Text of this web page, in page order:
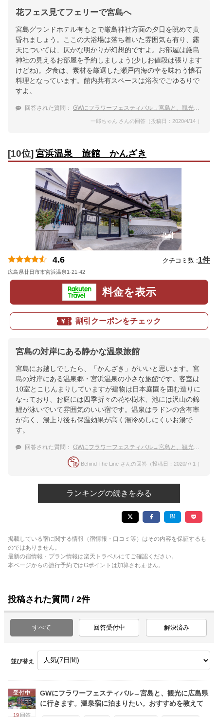
花フェス見てフェリーで宮島へ
宮島グランドホテル有もとで厳島神社方面の夕日を眺めて黄
昏れましょう。ここの大浴場は落ち着いた雰囲気も有り、露
天については、仄かな明かりが幻想的ですよ。お部屋は厳島
神社の見えるお部屋を予約しましょう(少しお値段は張ります
けどね)。夕食は、素材を厳選した瀬戸内海の幸を味わう懐石
料理となっています。館内共有スペースは浴衣でごゆるりで
すよ。
回答された質問： GWにフラワーフェスティバル→宮島と、観光に広島県に行きます。温泉宿に泊まりたい。おすすめを教えて
一郎ちゃん さんの回答（投稿日：2020/4/14 ）
[10位] 宮浜温泉 旅館 かんざき
4.6 クチコミ数 :1件
広島県廿日市市宮浜温泉1-21-42
料金を表示
割引クーポンをチェック
宮島の対岸にある静かな温泉旅館
宮島にお越しでしたら、「かんざき」がいいと思います。宮
島の対岸にある温泉郷・宮浜温泉の小さな旅館です。客室は
10室とこじんまりしていますが建物は日本庭園を囲む造りに
なっており、お庭には四季折々の花や樹木、池には沢山の錦
鯉が泳いでいて雰囲気のいい宿です。温泉はラドンの含有率
が高く、湯上り後も保温効果が高く湯冷めしにくいお湯で
す。
回答された質問： GWにフラワーフェスティバル→宮島と、観光に広島県に行きます。温泉宿に泊まりたい。おすすめを教えて
Behind The Line さんの回答（投稿日：2020/7/ 1 ）
ランキングの続きをみる
掲載している宿に関する情報（宿情報・口コミ等）はその内容を保証するも
のではありません。
最新の宿情報・プラン情報は楽天トラベルにてご確認ください。
本ページからの旅行予約ではGポイントは加算されません。
投稿された質問 / 2件
すべて 回答受付中 解決済み
並び替え
受付中
19 回答
GWにフラワーフェスティバル→宮島と、観光に広島県
に行きます。温泉宿に泊まりたい。おすすめを教えて